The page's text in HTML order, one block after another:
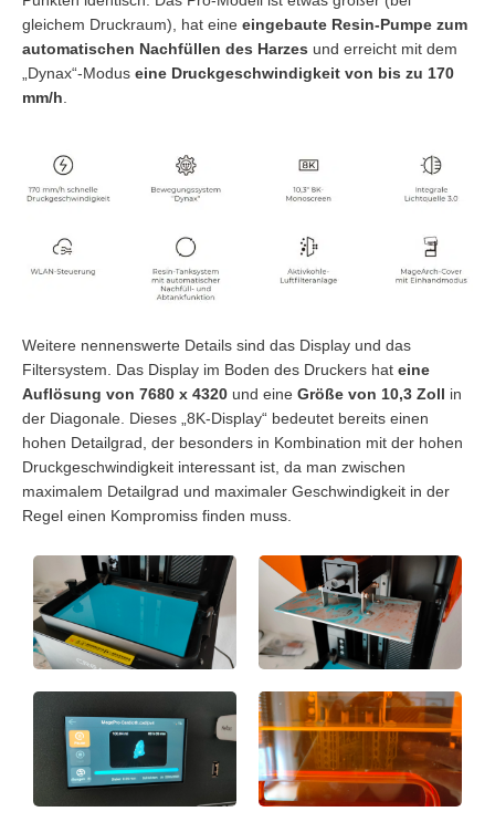
gleichem Druckraum), hat eine eingebaute Resin-Pumpe zum
automatischen Nachfüllen des Harzes und erreicht mit dem
„Dynax“-Modus eine Druckgeschwindigkeit von bis zu 170
mm/h
Weitere nennenswerte Details sind das Display und das
Filtersystem. Das Display im Boden des Druckers hat eine
Auflösung von 7680 x 4320 und eine Größe von 10,3 Zoll in
der Diagonale. Dieses „8K-Display“ bedeutet bereits einen
hohen Detailgrad, der besonders in Kombination mit der hohen
Druckgeschwindigkeit interessant ist, da man zwischen
maximalem Detailgrad und maximaler Geschwindigkeit in der
Regel einen Kompromiss finden muss.